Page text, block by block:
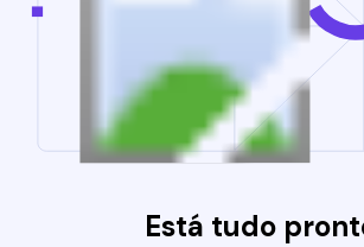
Está tudo